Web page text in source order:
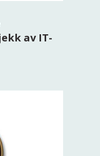
av IT-